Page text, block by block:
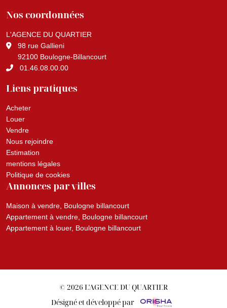
Nos coordonnées
L'AGENCE DU QUARTIER
98 rue Gallieni
92100 Boulogne-Billancourt
01.46.08.00.00
Liens pratiques
Acheter
Louer
Vendre
Nous rejoindre
Estimation
mentions légales
Politique de cookies
Annonces par villes
Maison à vendre, Boulogne billancourt
Appartement à vendre, Boulogne billancourt
Appartement à louer, Boulogne billancourt
© 2026 L'AGENCE DU QUARTIER
Désigné et développé par